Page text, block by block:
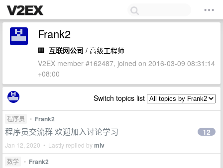
Frank2
🏢 互联网公司 / 高级工程师
V2EX member #162487, joined on 2016-03-09 08:31:14
+08:00
Switch topics list
程序员 • Frank2
程序员交流群 欢迎加入讨论学习
Jan 12, 2020 • Lastly replied bymiv
12
数学 • Frank2